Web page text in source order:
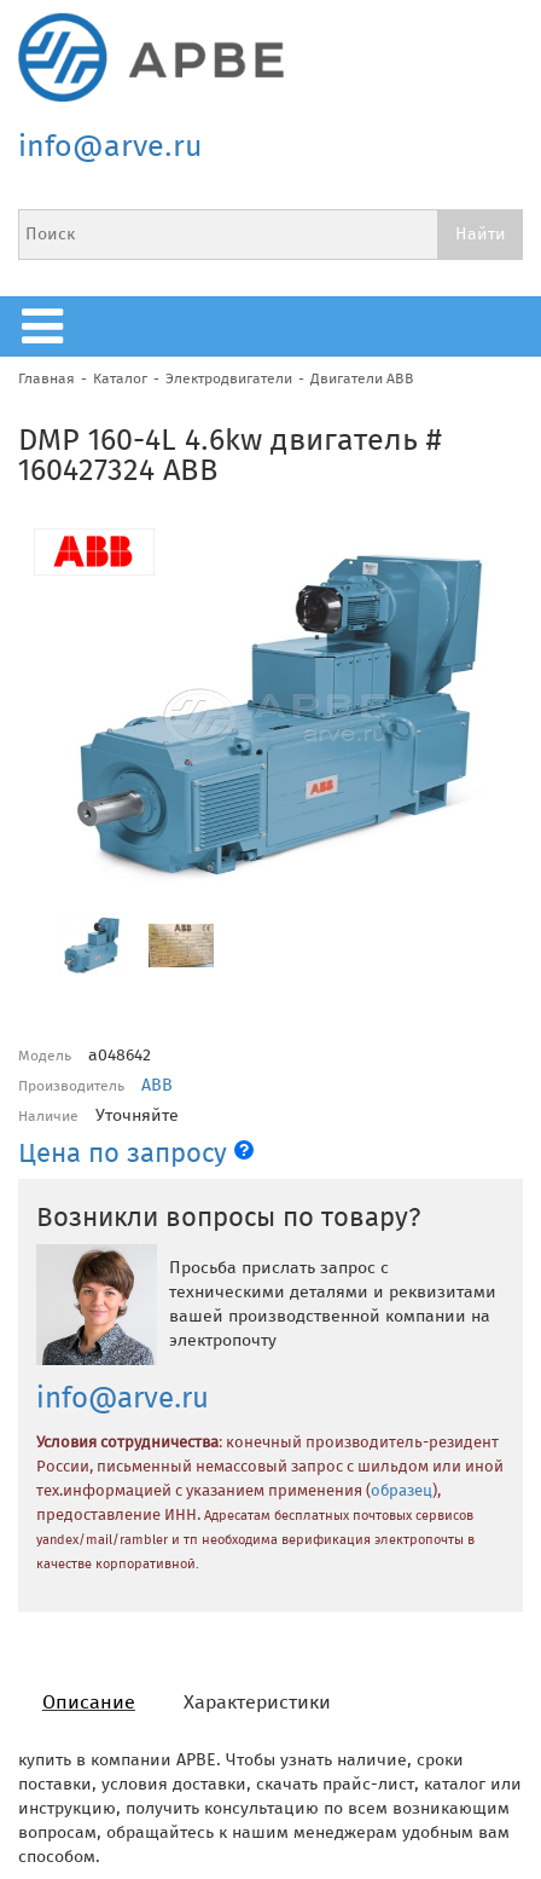
info@arve.ru
Главная Каталог Электродвигатели Двигатели ABB
DMP 160-4L 4.6kw двигатель #
160427324 ABB
Модель a048642
Производитель ABB
Наличие Уточняйте
Цена по запросу
Возникли вопросы по товару?
Просьба прислать запрос с
техническими деталями и реквизитами
вашей производственной компании на
электропочту
info@arve.ru
Условия сотрудничества: конечный производитель-резидент
России, письменный немассовый запрос с шильдом или иной
тех.информацией с указанием применения (образец),
предоставление ИНН. Адресатам бесплатных почтовых сервисов
yandex/mail/rambler и тп необходима верификация электропочты в
качестве корпоративной.
Описание Характеристики
купить в компании АРВЕ. Чтобы узнать наличие, сроки
поставки, условия доставки, скачать прайс-лист, каталог или
инструкцию, получить консультацию по всем возникающим
вопросам, обращайтесь к нашим менеджерам удобным вам
способом.